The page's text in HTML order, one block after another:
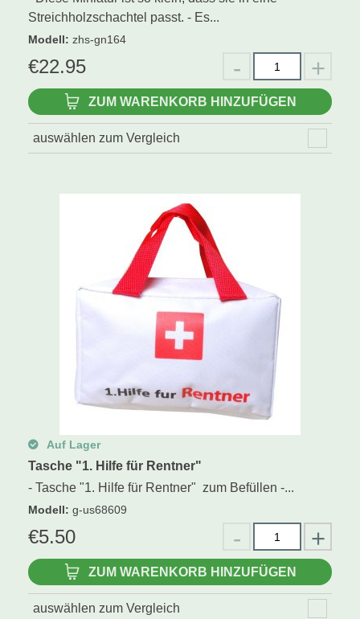
Streichholzschachtel passt. - Es...
Modell: zhs-gn164
€22.95
ZUM WARENKORB HINZUFÜGEN
auswählen zum Vergleich
Auf Lager
Tasche "1. Hilfe für Rentner"
- Tasche "1. Hilfe für Rentner" zum Befüllen -...
Modell: g-us68609
€5.50
ZUM WARENKORB HINZUFÜGEN
auswählen zum Vergleich